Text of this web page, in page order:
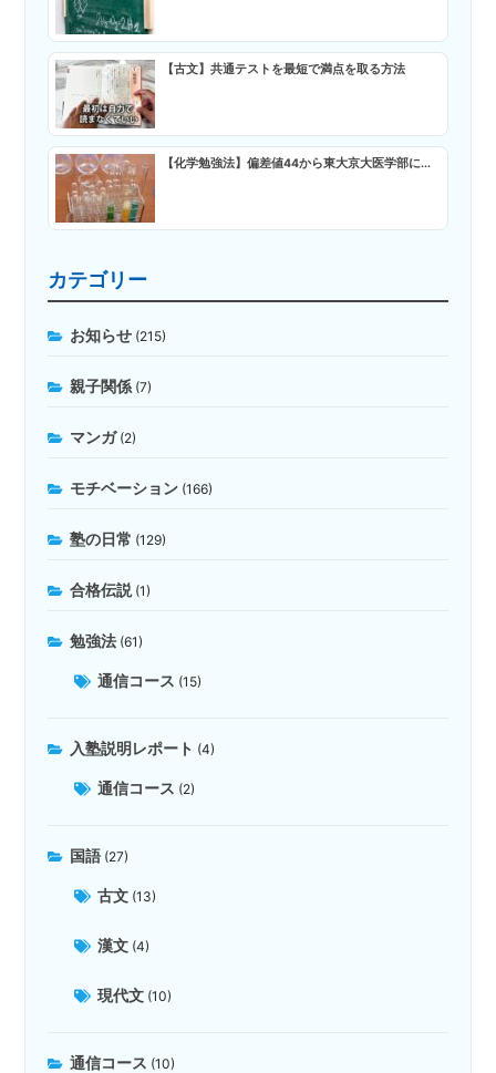
【古文】共通テストを最短で満点を取る方法
【化学勉強法】偏差値44から東大京大医学部に...
カテゴリー
お知らせ (215)
親子関係 (7)
マンガ(2)
モチベーション (166)
塾の日常 (129)
合格伝説 (1)
勉強法 (61)
通信コース (15)
入塾説明レポート (4)
通信コース (2)
国語 (27)
古文 (13)
漢文 (4)
現代文 (10)
通信コース (10)